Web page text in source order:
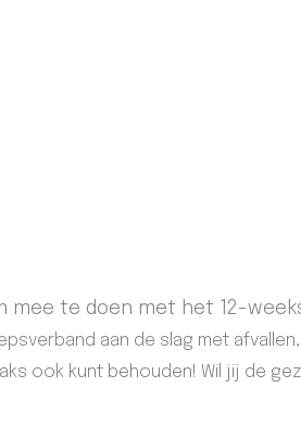
mee te doen met het 12-
aan de slag met
ook kunt behouden! Wil jij de